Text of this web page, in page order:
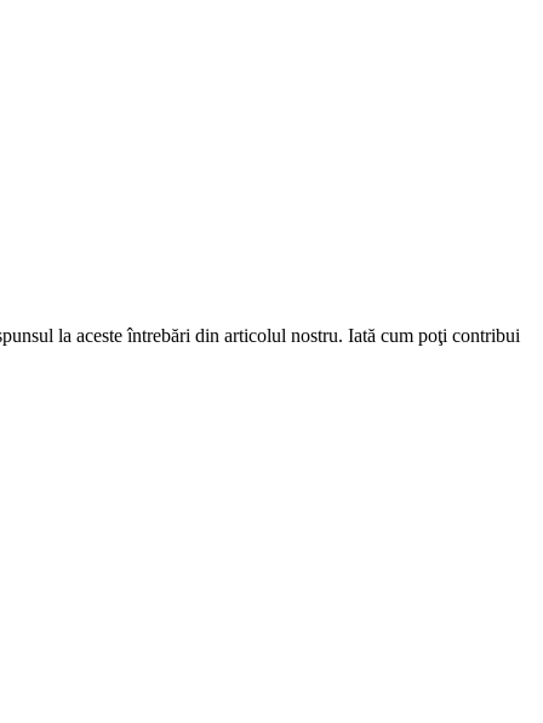
la aceste întrebări din articolul nostru. Iată cum poţi contribui